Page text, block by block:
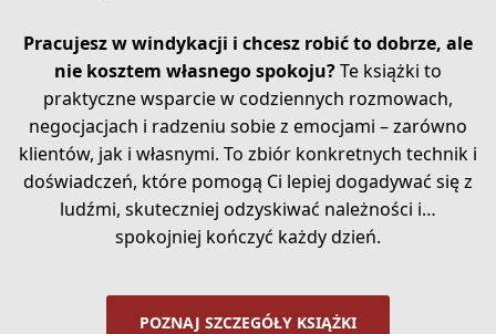
Pracujesz w windykacji i chcesz robić to dobrze, ale
nie kosztem własnego spokoju?Te książki to
praktyczne wsparcie w codziennych rozmowach,
negocjacjach i radzeniu sobie z emocjami – zarówno
klientów, jak i własnymi. To zbiór konkretnych technik i
doświadczeń, które pomogą Ci lepiej dogadywać się z
ludźmi, skuteczniej odzyskiwać należności i…
spokojniej kończyć każdy dzień.
POZNAJ SZCZEGÓŁY KSIĄŻKI